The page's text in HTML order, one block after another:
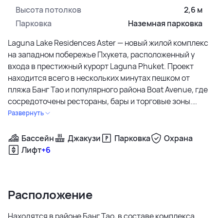
Высота потолков
2,6 м
Парковка
Наземная парковка
Laguna Lake Residences Aster — новый жилой комплекс
на западном побережье Пхукета, расположенный у
входа в престижный курорт Laguna Phuket. Проект
находится всего в нескольких минутах пешком от
пляжа Банг Тао и популярного района Boat Avenue, где
сосредоточены рестораны, бары и торговые зоны.
Такое расположение позволяет сочетать уединённую
острова.
двумя и тремя спальнями площадью от 55 до 113 м².
Развернуть
Бассейн Джакузи Парковка
Охрана
Лифт+6
Расположение
Находятся в районе Банг Тао, в составе комплекса